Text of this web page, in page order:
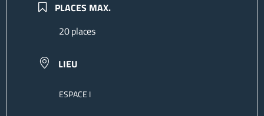
PLACES MAX.
20 places
LIEU
ESPACE I